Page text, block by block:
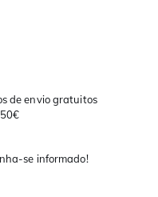
de envio gratuitos
se informado!